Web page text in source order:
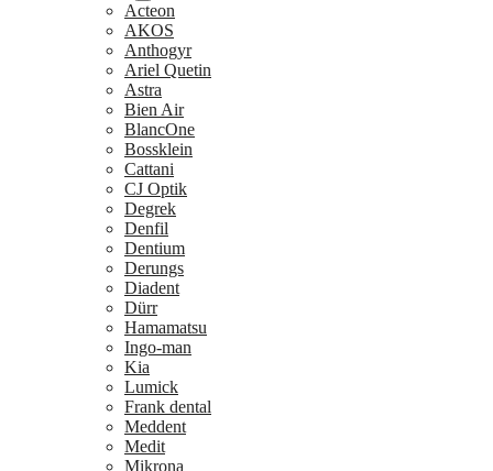
Acteon
AKOS
Anthogyr
Ariel Quetin
Astra
Bien Air
BlancOne
Bossklein
Cattani
CJ Optik
Degrek
Denfil
Dentium
Derungs
Diadent
Dürr
Hamamatsu
Ingo-man
Kia
Lumick
Frank dental
Meddent
Medit
Mikrona